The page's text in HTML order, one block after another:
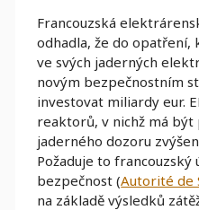
Francouzská
odhadla, že do
ve svých jaderných
novým bezpečnostním
investovat miliardy eur.
reaktorů, v nichž má
jaderného dozoru
Požaduje to francouzský
bezpečnost (Autorité de
na základě výsledků